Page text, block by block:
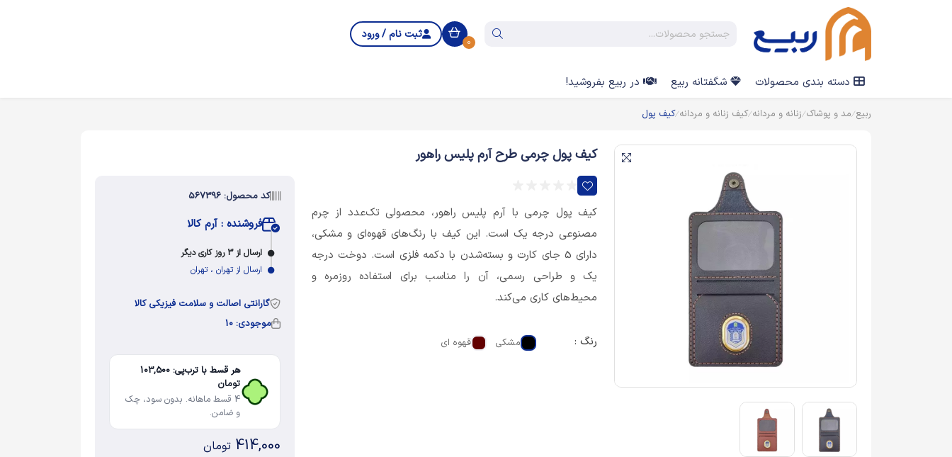
0
ثبت نام / ورود
دسته بندی محصولات شگفتانه ربیع در ربیع بفروشید!
ربیع مد و پوشاک زنانه و مردانه کیف زنانه و مردانه کیف پول
کیف پول چرمی طرح آرم پلیس راهور
کیف پول چرمی با آرم پلیس راهور، محصولی تک‌عدد از چرم
مصنوعی درجه یک است. این کیف با رنگ‌های قهوه‌ای و مشکی،
دارای 5 جای کارت و بسته‌شدن با دکمه فلزی است. دوخت درجه
یک و طراحی رسمی، آن را مناسب برای استفاده روزمره و
محیط‌های کاری می‌کند.
رنگ : مشکی قهوه ای
کد محصول: 567396
فروشنده : آرم کالا
ارسال از 3 روز کاری دیگر
ارسال از تهران ، تهران
گارانتی اصالت و سلامت فیزیکی کالا
موجودی: 10
هر قسط با ترب‌پی: 103,500
تومان
4 قسط ماهانه. بدون سود، چک
و ضامن.
414,000 تومان